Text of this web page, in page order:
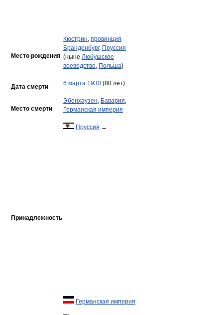
Место рождения
Кюстрин, провинция
Бранденбург, Пруссия
(ныне Любушское
воеводство, Польша)
Дата смерти 6 марта 1930 (80 лет)
Место смерти
Эбенхаузен, Бавария,
Германская империя
Принадлежность
Пруссия →
Германская империя